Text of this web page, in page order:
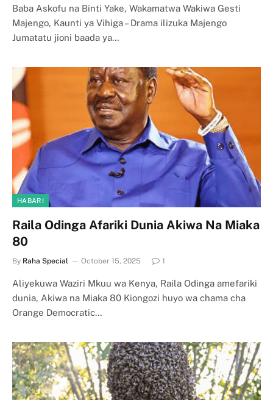
Baba Askofu na Binti Yake, Wakamatwa Wakiwa Gesti
Majengo, Kaunti ya Vihiga – Drama ilizuka Majengo
Jumatatu jioni baada ya…
HABARI
Raila Odinga Afariki Dunia Akiwa Na Miaka
80
By Raha Special October 15, 2025 1
Aliyekuwa Waziri Mkuu wa Kenya, Raila Odinga amefariki
dunia, Akiwa na Miaka 80 Kiongozi huyo wa chama cha
Orange Democratic…